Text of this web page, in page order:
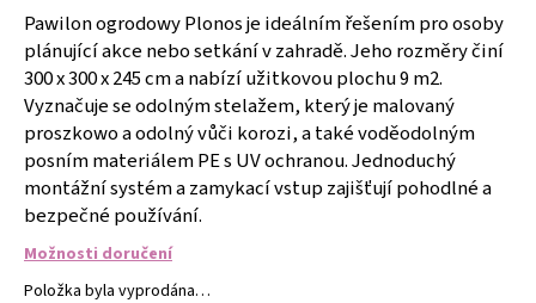
hvězdiček.
Pawilon ogrodowy Plonos je ideálním řešením pro osoby
plánující akce nebo setkání v zahradě. Jeho rozměry činí
300 x 300 x 245 cm a nabízí užitkovou plochu 9 m2.
Vyznačuje se odolným stelažem, který je malovaný
proszkowo a odolný vůči korozi, a také voděodolným
posním materiálem PE s UV ochranou. Jednoduchý
montážní systém a zamykací vstup zajišťují pohodlné a
bezpečné používání.
Možnosti doručení
Položka byla vyprodána…
r
u
č
u
j
e
m
e
ETHNO